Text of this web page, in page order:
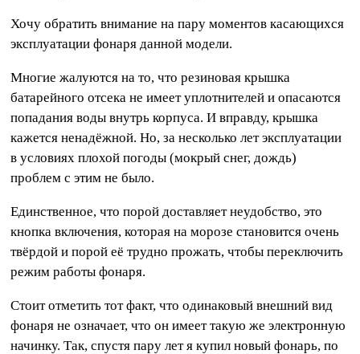
Хочу обратить внимание на пару моментов касающихся
эксплуатации фонаря данной модели.
Многие жалуются на то, что резиновая крышка
батарейного отсека не имеет уплотнителей и опасаются
попадания воды внутрь корпуса. И вправду, крышка
кажется ненадёжной. Но, за несколько лет эксплуатации
в условиях плохой погоды (мокрый снег, дождь)
проблем с этим не было.
Единственное, что порой доставляет неудобство, это
кнопка включения, которая на морозе становится очень
твёрдой и порой её трудно прожать, чтобы переключить
режим работы фонаря.
Стоит отметить тот факт, что одинаковый внешний вид
фонаря не означает, что он имеет такую же электронную
начинку. Так, спустя пару лет я купил новый фонарь, по